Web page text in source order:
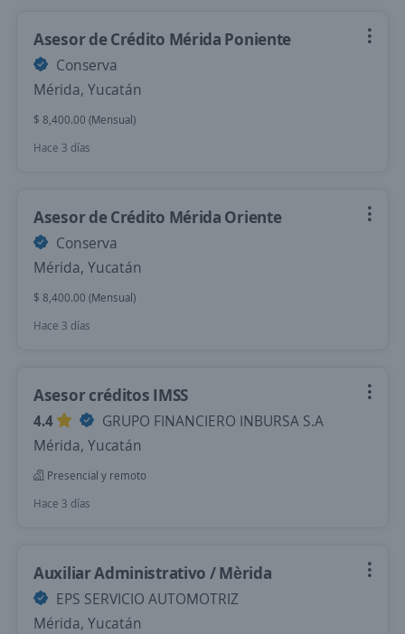
Asesor de Crédito Mérida Poniente
Conserva
Mérida, Yucatán
$ 8,400.00 (Mensual)
Hace 3 días
Asesor de Crédito Mérida Oriente
Conserva
Mérida, Yucatán
$ 8,400.00 (Mensual)
Hace 3 días
Asesor créditos IMSS
4.4
GRUPO FINANCIERO INBURSA S.A
Mérida, Yucatán
Presencial y remoto
Hace 3 días
Auxiliar Administrativo / Mèrida
EPS SERVICIO AUTOMOTRIZ
Mérida, Yucatán